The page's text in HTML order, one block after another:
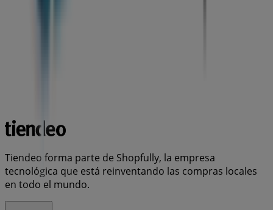
Tiendeo forma parte de Shopfully, la empresa
tecnológica que está reinventando las compras locales
en todo el mundo.